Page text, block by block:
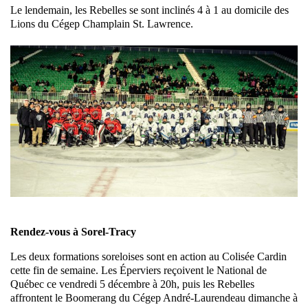
Le lendemain, les Rebelles se sont inclinés 4 à 1 au domicile des
Lions du Cégep Champlain St. Lawrence.
Rendez-vous à Sorel-Tracy
Les deux formations soreloises sont en action au Colisée Cardin
cette fin de semaine. Les Éperviers reçoivent le National de
Québec ce vendredi 5 décembre à 20h, puis les Rebelles
affrontent le Boomerang du Cégep André-Laurendeau dimanche à